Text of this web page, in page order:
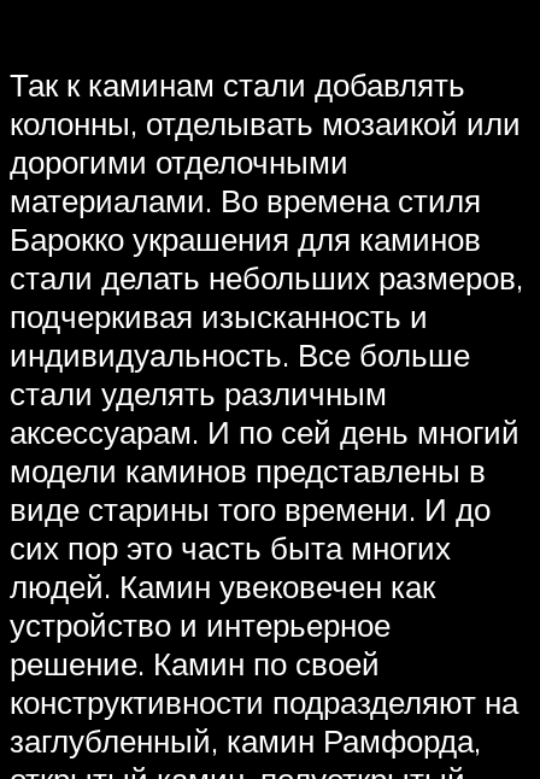
Так к каминам стали добавлять
колонны, отделывать мозаикой или
дорогими отделочными
материалами. Во времена стиля
Барокко украшения для каминов
стали делать небольших размеров,
подчеркивая изысканность и
индивидуальность. Все больше
стали уделять различным
аксессуарам. И по сей день многий
модели каминов представлены в
виде старины того времени. И до
сих пор это часть быта многих
людей. Камин увековечен как
устройство и интерьерное
решение. Камин по своей
конструктивности подразделяют на
заглубленный, камин Рамфорда,